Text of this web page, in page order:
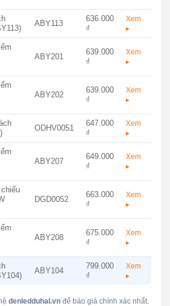
ABY113
636.000
₫
Xem
▸
ABY201
639.000
₫
Xem
▸
ABY202
639.000
₫
Xem
▸
ODHV0051
647.000
₫
Xem
▸
ABY207
649.000
₫
Xem
▸
DGD0052
663.000
₫
Xem
▸
ABY208
675.000
₫
Xem
▸
ABY104
799.000
₫
Xem
▸
denledduhal.vnđể báo giá chính xác nhất.